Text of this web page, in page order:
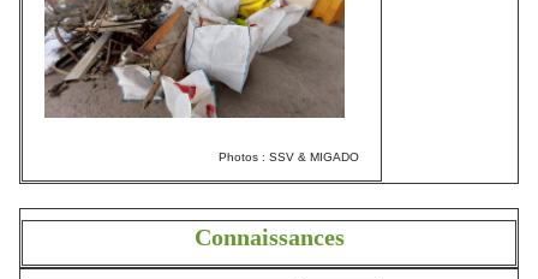
Photos : SSV & MIGADO
Connaissances